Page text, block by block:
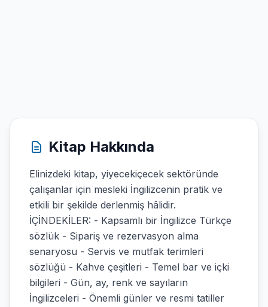
Kitap Hakkında
Elinizdeki kitap, yiyecekiçecek sektöründe
çalışanlar için mesleki İngilizcenin pratik ve
etkili bir şekilde derlenmiş hâlidir.
İÇİNDEKİLER: - Kapsamlı bir İngilizce Türkçe
sözlük - Sipariş ve rezervasyon alma
senaryosu - Servis ve mutfak terimleri
sözlüğü - Kahve çeşitleri - Temel bar ve içki
bilgileri - Gün, ay, renk ve sayıların
İngilizceleri - Önemli günler ve resmi tatiller